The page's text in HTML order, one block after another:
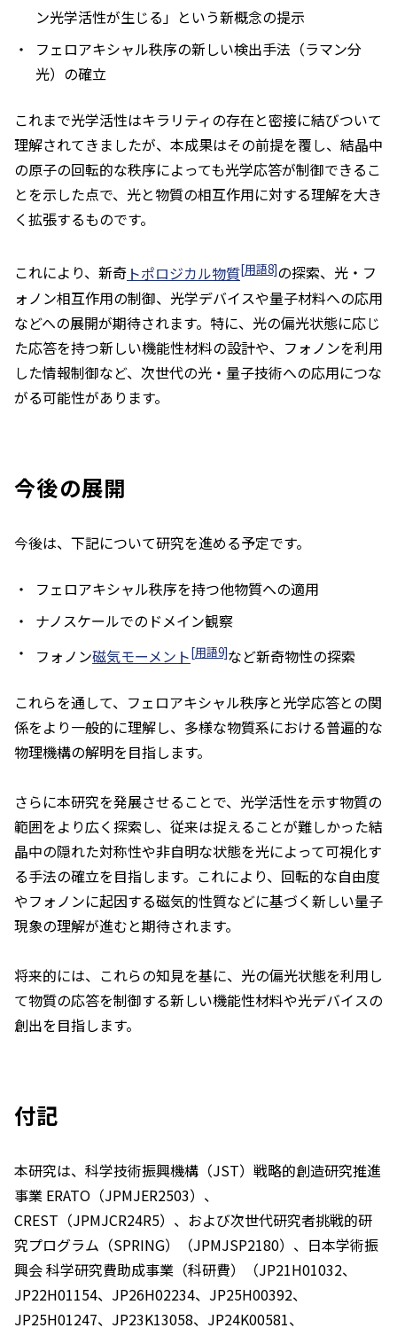
ン光学活性が生じる」という新概念の提示
フェロアキシャル秩序の新しい検出手法（ラマン分
光）の確立
これまで光学活性はキラリティの存在と密接に結びついて
理解されてきましたが、本成果はその前提を覆し、結晶中
の原子の回転的な秩序によっても光学応答が制御できるこ
とを示した点で、光と物質の相互作用に対する理解を大き
く拡張するものです。
これにより、新奇 トポロジカル物質[用語8]の探索、光・フ
ォノン相互作用の制御、光学デバイスや量子材料への応用
などへの展開が期待されます。特に、光の偏光状態に応じ
た応答を持つ新しい機能性材料の設計や、フォノンを利用
した情報制御など、次世代の光・量子技術への応用につな
がる可能性があります。
今後の展開
今後は、下記について研究を進める予定です。
フェロアキシャル秩序を持つ他物質への適用
ナノスケールでのドメイン観察
フォノン磁気モーメント[用語9]など新奇物性の探索
これらを通して、フェロアキシャル秩序と光学応答との関
係をより一般的に理解し、多様な物質系における普遍的な
物理機構の解明を目指します。
さらに本研究を発展させることで、光学活性を示す物質の
範囲をより広く探索し、従来は捉えることが難しかった結
晶中の隠れた対称性や非自明な状態を光によって可視化す
る手法の確立を目指します。これにより、回転的な自由度
やフォノンに起因する磁気的性質などに基づく新しい量子
現象の理解が進むと期待されます。
将来的には、これらの知見を基に、光の偏光状態を利用し
て物質の応答を制御する新しい機能性材料や光デバイスの
創出を目指します。
付記
本研究は、科学技術振興機構（JST）戦略的創造研究推進
事業 ERATO（JPMJER2503）、
CREST（JPMJCR24R5）、および次世代研究者挑戦的研
究プログラム（SPRING）（JPMJSP2180）、日本学術振
興会 科学研究費助成事業（科研費）（JP21H01032、
JP22H01154、JP26H02234、JP25H00392、
JP25H01247、JP23K13058、JP24K00581、